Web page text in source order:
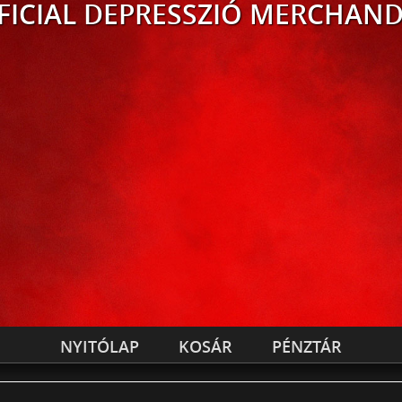
DEPRESSZIÓ
NYITÓLAP KOSÁR PÉNZTÁR